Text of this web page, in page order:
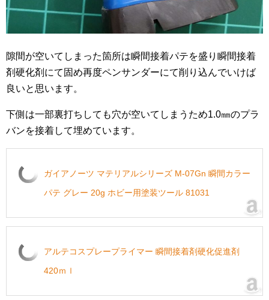
隙間が空いてしまった箇所は瞬間接着パテを盛り瞬間接着
剤硬化剤にて固め再度ペンサンダーにて削り込んでいけば
良いと思います。
下側は一部裏打ちしても穴が空いてしまうため1.0㎜のプラ
バンを接着して埋めています。
ガイアノーツ マテリアルシリーズ M-07Gn 瞬間カラー
パテ グレー 20g ホビー用塗装ツール 81031
アルテコスプレープライマー 瞬間接着剤硬化促進剤
420ｍｌ